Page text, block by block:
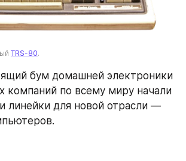
TRS-80.
бум домашней электроники
компаний по всему миру начали
линейки для новой отрасли —